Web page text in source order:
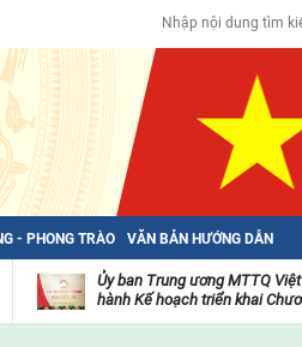
- PHONG TRÀO VĂN BẢN HƯỚNG DẪN
Ủy ban Trung ương MTTQ
hành Kế hoạch triển khai